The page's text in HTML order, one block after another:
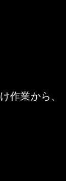
作業から、